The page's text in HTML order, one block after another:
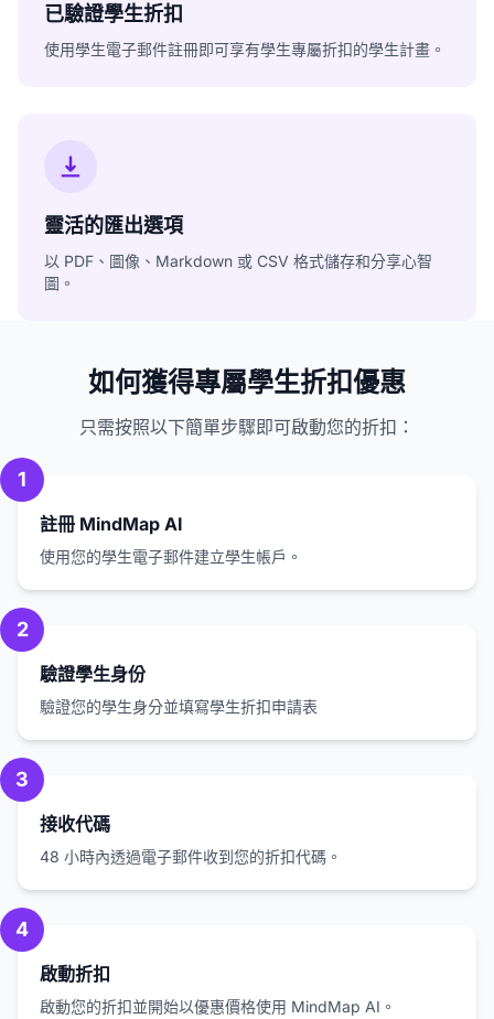
已驗證學生折扣
使用學生電子郵件註冊即可享有學生專屬折扣的學生計畫。
靈活的匯出選項
以 PDF、圖像、Markdown 或 CSV 格式儲存和分享心智
圖。
如何獲得專屬學生折扣優惠
只需按照以下簡單步驟即可啟動您的折扣：
1
註冊 MindMap AI
使用您的學生電子郵件建立學生帳戶。
2
驗證學生身份
驗證您的學生身分並填寫學生折扣申請表
3
接收代碼
48 小時內透過電子郵件收到您的折扣代碼。
4
啟動折扣
啟動您的折扣並開始以優惠價格使用 MindMap AI。